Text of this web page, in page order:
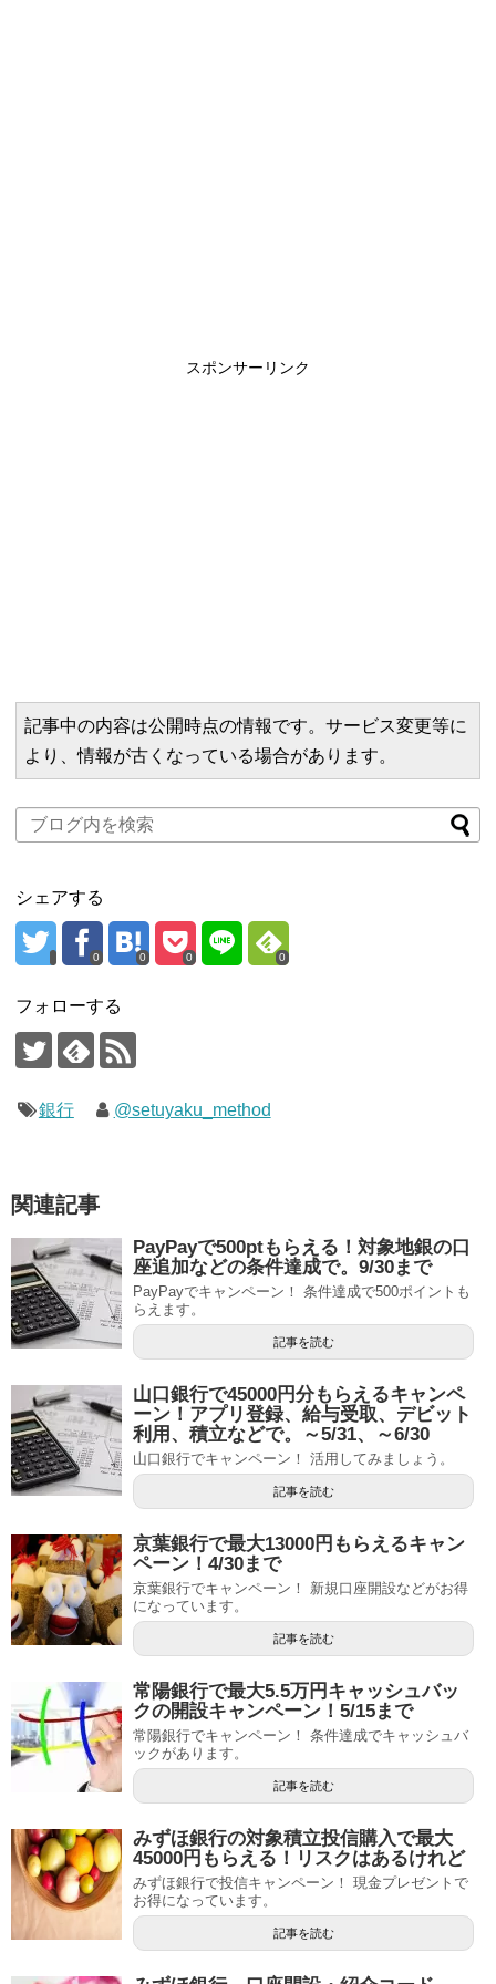
スポンサーリンク
記事中の内容は公開時点の情報です。サービス変更等に
より、情報が古くなっている場合があります。
シェアする
0 0 0 0
フォローする
銀行 @setuyaku_method
関連記事
PayPayで500ptもらえる！対象地銀の口
座追加などの条件達成で。9/30まで
PayPayでキャンペーン！ 条件達成で500ポイントも
らえます。
記事を読む
山口銀行で45000円分もらえるキャンペ
ーン！アプリ登録、給与受取、デビット
利用、積立などで。～5/31、～6/30
山口銀行でキャンペーン！ 活用してみましょう。
記事を読む
京葉銀行で最大13000円もらえるキャン
ペーン！4/30まで
京葉銀行でキャンペーン！ 新規口座開設などがお得
になっています。
記事を読む
常陽銀行で最大5.5万円キャッシュバッ
クの開設キャンペーン！5/15まで
常陽銀行でキャンペーン！ 条件達成でキャッシュバ
ックがあります。
記事を読む
みずほ銀行の対象積立投信購入で最大
45000円もらえる！リスクはあるけれど
みずほ銀行で投信キャンペーン！ 現金プレゼントで
お得になっています。
記事を読む